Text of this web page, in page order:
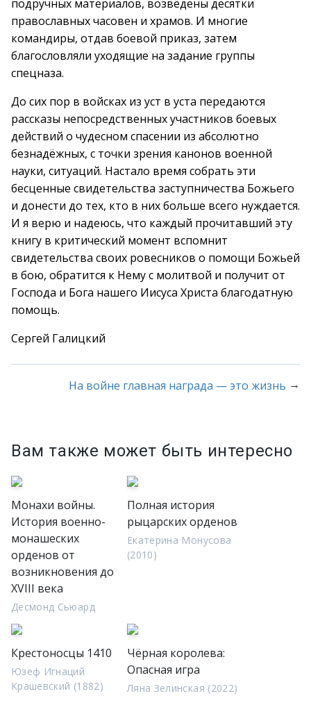
подручных материалов, возведены десятки
православных часовен и храмов. И многие
командиры, отдав боевой приказ, затем
благословляли уходящие на задание группы
спецназа.
До сих пор в войсках из уст в уста передаются
рассказы непосредственных участников боевых
действий о чудесном спасении из абсолютно
безнадёжных, с точки зрения канонов военной
науки, ситуаций. Настало время собрать эти
бесценные свидетельства заступничества Божьего
и донести до тех, кто в них больше всего нуждается.
И я верю и надеюсь, что каждый прочитавший эту
книгу в критический момент вспомнит
свидетельства своих ровесников о помощи Божьей
в бою, обратится к Нему с молитвой и получит от
Господа и Бога нашего Иисуса Христа благодатную
помощь.
Сергей Галицкий
На войне главная награда — это жизнь →
Вам также может быть интересно
Монахи войны.
История военно-
монашеских
орденов от
возникновения до
XVIII века
Десмонд Сьюард
Полная история
рыцарских орденов
Екатерина Монусова
(2010)
Крестоносцы 1410
Юзеф Игнаций
Крашевский (1882)
Чёрная королева:
Опасная игра
Ляна Зелинская (2022)